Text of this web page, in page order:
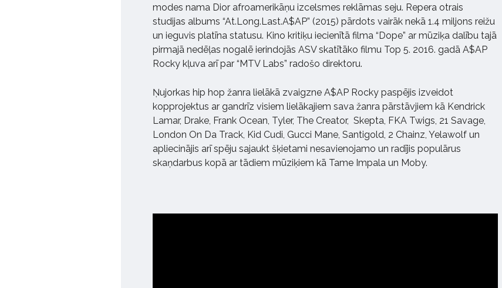
modes nama Dior afroamerikāņu izcelsmes reklāmas seju. Repera otrais
studijas albums “At.Long.Last.A$AP” (2015) pārdots vairāk nekā 1.4 miljons reižu
un ieguvis platīna statusu. Kino kritiķu iecienītā filma “Dope” ar mūziķa dalību tajā
pirmajā nedēļas nogalē ierindojās ASV skatītāko filmu Top 5. 2016. gadā A$AP
Rocky kļuva arī par “MTV Labs” radošo direktoru.
Ņujorkas hip hop žanra lielākā zvaigzne A$AP Rocky paspējis izveidot
kopprojektus ar gandrīz visiem lielākajiem sava žanra pārstāvjiem kā Kendrick
Lamar, Drake, Frank Ocean, Tyler, The Creator, Skepta, FKA Twigs, 21 Savage,
London On Da Track, Kid Cudi, Gucci Mane, Santigold, 2 Chainz, Yelawolf un
apliecinājis arī spēju sajaukt šķietami nesavienojamo un radījis populārus
skaņdarbus kopā ar tādiem mūziķiem kā Tame Impala un Moby.